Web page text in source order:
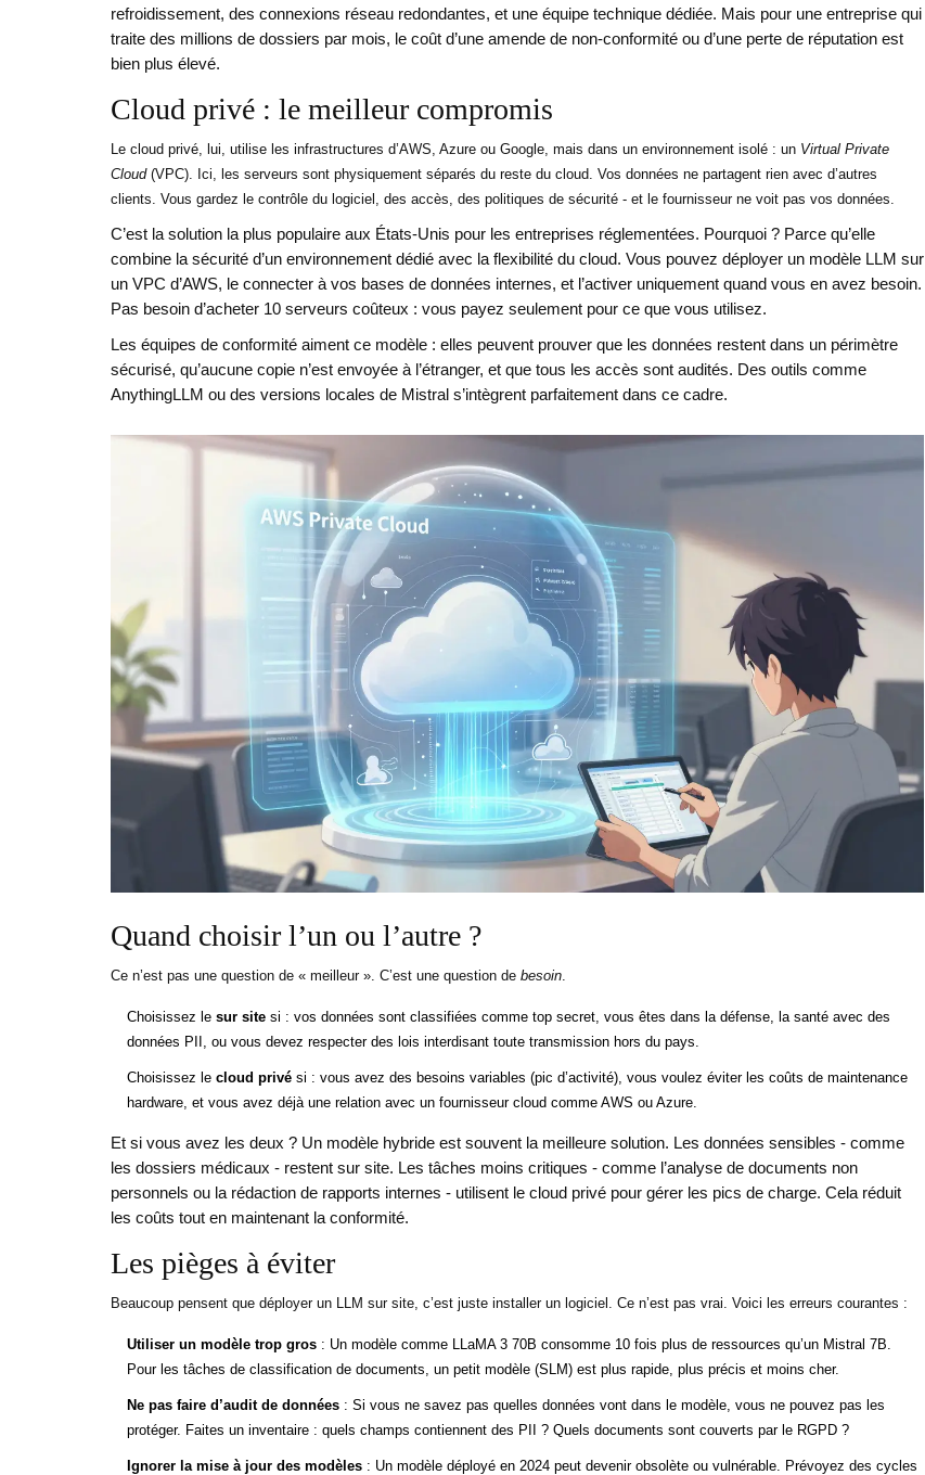
refroidissement, des connexions réseau redondantes, et une équipe technique dédiée. Mais pour une entreprise qui
traite des millions de dossiers par mois, le coût d’une amende de non-conformité ou d’une perte de réputation est
bien plus élevé.
Cloud privé : le meilleur compromis
Le cloud privé, lui, utilise les infrastructures d’AWS, Azure ou Google, mais dans un environnement isolé : un Virtual Private
Cloud(VPC). Ici, les serveurs sont physiquement séparés du reste du cloud. Vos données ne partagent rien avec d’autres
clients. Vous gardez le contrôle du logiciel, des accès, des politiques de sécurité - et le fournisseur ne voit pas vos données.
C’est la solution la plus populaire aux États-Unis pour les entreprises réglementées. Pourquoi ? Parce qu’elle
combine la sécurité d’un environnement dédié avec la flexibilité du cloud. Vous pouvez déployer un modèle LLM sur
un VPC d’AWS, le connecter à vos bases de données internes, et l’activer uniquement quand vous en avez besoin.
Pas besoin d’acheter 10 serveurs coûteux : vous payez seulement pour ce que vous utilisez.
Les équipes de conformité aiment ce modèle : elles peuvent prouver que les données restent dans un périmètre
sécurisé, qu’aucune copie n’est envoyée à l’étranger, et que tous les accès sont audités. Des outils comme
AnythingLLM ou des versions locales de Mistral s’intègrent parfaitement dans ce cadre.
Quand choisir l’un ou l’autre ?
Ce n’est pas une question de « meilleur ». C’est une question de besoin
Choisissez le sur site si : vos données sont classifiées comme top secret, vous êtes dans la défense, la santé avec des
données PII, ou vous devez respecter des lois interdisant toute transmission hors du pays.
Choisissez le cloud privé si : vous avez des besoins variables (pic d’activité), vous voulez éviter les coûts de maintenance
hardware, et vous avez déjà une relation avec un fournisseur cloud comme AWS ou Azure.
Et si vous avez les deux ? Un modèle hybride est souvent la meilleure solution. Les données sensibles - comme
les dossiers médicaux - restent sur site. Les tâches moins critiques - comme l’analyse de documents non
personnels ou la rédaction de rapports internes - utilisent le cloud privé pour gérer les pics de charge. Cela réduit
les coûts tout en maintenant la conformité.
Les pièges à éviter
Beaucoup pensent que déployer un LLM sur site, c’est juste installer un logiciel. Ce n’est pas vrai. Voici les erreurs courantes :
Utiliser un modèle trop gros : Un modèle comme LLaMA 3 70B consomme 10 fois plus de ressources qu’un Mistral 7B.
Pour les tâches de classification de documents, un petit modèle (SLM) est plus rapide, plus précis et moins cher.
Ne pas faire d’audit de données : Si vous ne savez pas quelles données vont dans le modèle, vous ne pouvez pas les
protéger. Faites un inventaire : quels champs contiennent des PII ? Quels documents sont couverts par le RGPD ?
Ignorer la mise à jour des modèles : Un modèle déployé en 2024 peut devenir obsolète ou vulnérable. Prévoyez des cycles